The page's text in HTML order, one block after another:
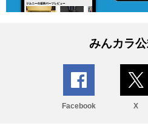
みんカラ
Facebook X